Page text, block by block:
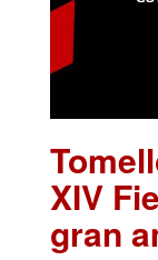
XIV
gran